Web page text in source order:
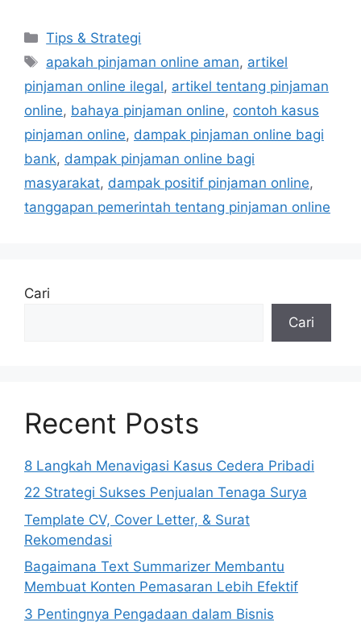
Kategori
Tips & Strategi
Tag
apakah pinjaman online aman, artikel
pinjaman online ilegal, artikel tentang pinjaman
online, bahaya pinjaman online, contoh kasus
pinjaman online, dampak pinjaman online bagi
bank, dampak pinjaman online bagi
masyarakat, dampak positif pinjaman online,
tanggapan pemerintah tentang pinjaman online
Cari
Cari
Recent Posts
8 Langkah Menavigasi Kasus Cedera Pribadi
22 Strategi Sukses Penjualan Tenaga Surya
Template CV, Cover Letter, & Surat
Rekomendasi
Bagaimana Text Summarizer Membantu
Membuat Konten Pemasaran Lebih Efektif
3 Pentingnya Pengadaan dalam Bisnis